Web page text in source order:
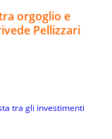
orgoglio e
Pellizzari
tra gli investimenti